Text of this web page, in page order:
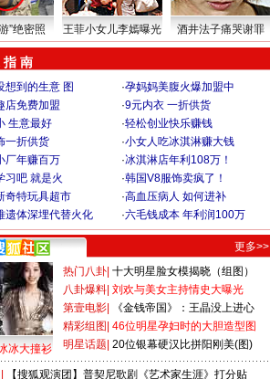
”绝密照 王菲小女儿李嫣曝光 酒井法子痛哭谢罪
指 南
想到的生意 图 ·孕妈妈美腹火爆加盟中
店免费加盟 ·9元内衣 一折供货
生意最好 ·轻松创业快乐赚钱
一折供货 ·小女人吃冰淇淋赚大钱
厂年赚百万 ·冰淇淋店年利108万！
习吧 就是火 ·韩国V8服饰卖疯了！
奇特玩具超市 ·高血压病人 如何进补
遗体深埋代替火化 ·六毛钱成本 年利润100万
更多>>
冰大撞衫
热门八卦 十大明星脸女模揭晓（组图）
八卦爆料 刘欢与美女主持情史大曝光
第壹电影
《金钱帝国》：王晶没上进心
精彩组图 46位明星孕妇时的大胆造型图
明星话题 20位银幕硬汉比拼阳刚美(图)
【搜狐观演团】普契尼歌剧《艺术家生涯》打分贴